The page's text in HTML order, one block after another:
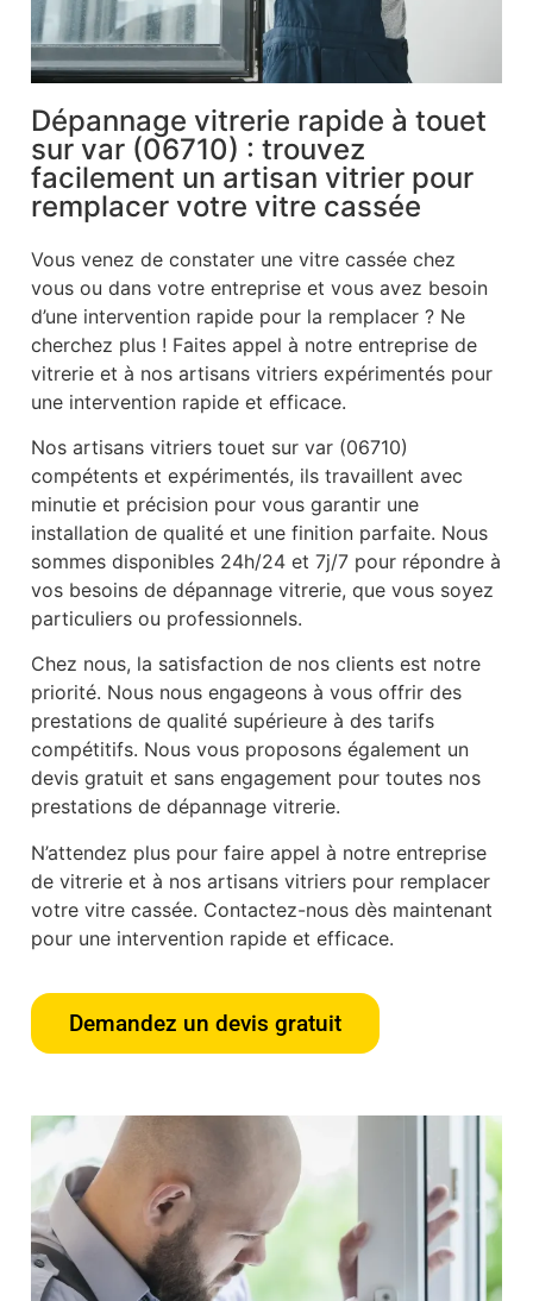
Dépannage vitrerie rapide à touet
sur var (06710) : trouvez
facilement un artisan vitrier pour
remplacer votre vitre cassée
Vous venez de constater une vitre cassée chez
vous ou dans votre entreprise et vous avez besoin
d’une intervention rapide pour la remplacer ? Ne
cherchez plus ! Faites appel à notre entreprise de
vitrerie et à nos artisans vitriers expérimentés pour
une intervention rapide et efficace.
Nos artisans vitriers touet sur var (06710)
compétents et expérimentés, ils travaillent avec
minutie et précision pour vous garantir une
installation de qualité et une finition parfaite. Nous
sommes disponibles 24h/24 et 7j/7 pour répondre à
vos besoins de dépannage vitrerie, que vous soyez
particuliers ou professionnels.
Chez nous, la satisfaction de nos clients est notre
priorité. Nous nous engageons à vous offrir des
prestations de qualité supérieure à des tarifs
compétitifs. Nous vous proposons également un
devis gratuit et sans engagement pour toutes nos
prestations de dépannage vitrerie.
N’attendez plus pour faire appel à notre entreprise
de vitrerie et à nos artisans vitriers pour remplacer
votre vitre cassée. Contactez-nous dès maintenant
pour une intervention rapide et efficace.
Demandez un devis gratuit